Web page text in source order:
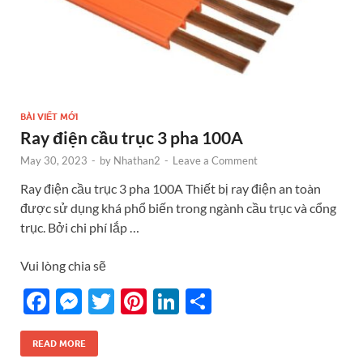
BÀI VIẾT MỚI
Ray điện cầu trục 3 pha 100A
May 30, 2023 - by Nhathan2 - Leave a Comment
Ray điện cầu trục 3 pha 100A Thiết bị ray điện an toàn
được sử dụng khá phổ biến trong ngành cầu trục và cổng
trục. Bởi chi phí lắp …
Vui lòng chia sẽ
F
ac
e
M
es
se
T
Pi Li
READ MORE